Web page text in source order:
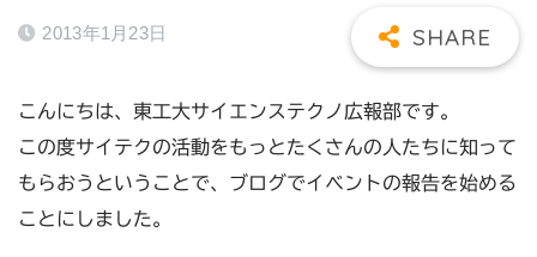
2013年1月23日
こんにちは、東工大サイエンステクノ広報部です。
この度サイテクの活動をもっとたくさんの人たちに知って
もらおうということで、ブログでイベントの報告を始める
ことにしました。